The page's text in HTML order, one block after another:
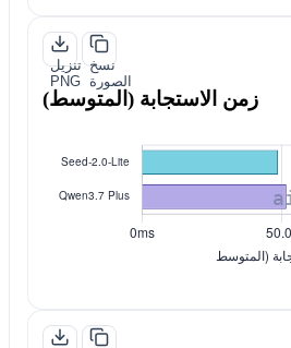
تنزيل
PNG
نسخ
الصورة
زمن الاستجابة (المتوسط)